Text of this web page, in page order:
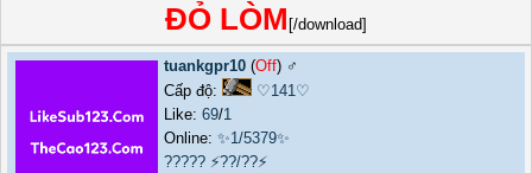
ĐỎ LÒM [/download]
tuankgpr10 (Off) ♂️
Cấp độ:
♡141♡
Like: 69/1
Online: ✨1/5379✨
????? ⚡??/??⚡